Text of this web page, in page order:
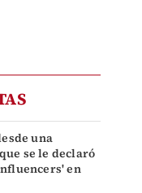
una
se le declaró
en